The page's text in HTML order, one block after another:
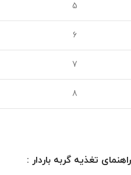
5
6
7
8
راهنمای تغذیه گربه باردار :